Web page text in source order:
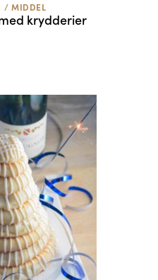
/MIDDEL
krydderier